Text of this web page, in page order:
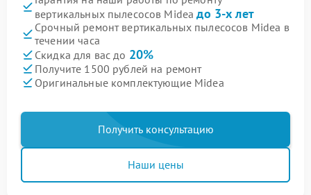
вертикальных пылесосов Mideaдо 3-х лет
Срочный ремонт вертикальных пылесосов Midea в
течении часа
Скидка для вас до 20%
Получите 1500 рублей на ремонт
Оригинальные комплектующие Midea
Получить консультацию
Наши цены